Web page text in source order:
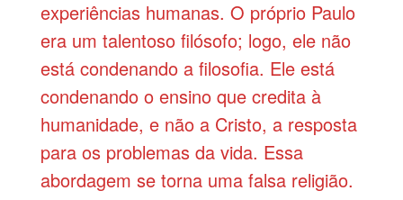
experiências humanas. O próprio Paulo
era um talentoso filósofo; logo, ele não
está condenando a filosofia. Ele está
condenando o ensino que credita à
humanidade, e não a Cristo, a resposta
para os problemas da vida. Essa
abordagem se torna uma falsa religião.